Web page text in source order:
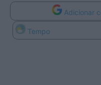
Adicionar
Tempo